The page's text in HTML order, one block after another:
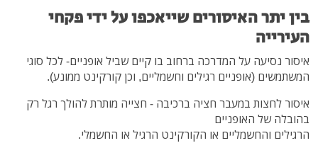
בין יתר האיסורים שייאכפו על ידי פקחי
העירייה
איסור נסיעה על המדרכה ברחוב בו קיים שביל אופניים- לכל סוגי
המשתמשים (אופניים רגילים וחשמליים, וכן קורקינט ממונע).
איסור לחצות במעבר חציה ברכיבה - חצייה מותרת להולך רגל רק
בהובלה של האופניים
הרגילים והחשמליים או הקורקינט הרגיל או החשמלי.